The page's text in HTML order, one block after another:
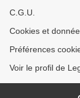
C.G.U.
Cookies et
Préférences
Voir le profil de